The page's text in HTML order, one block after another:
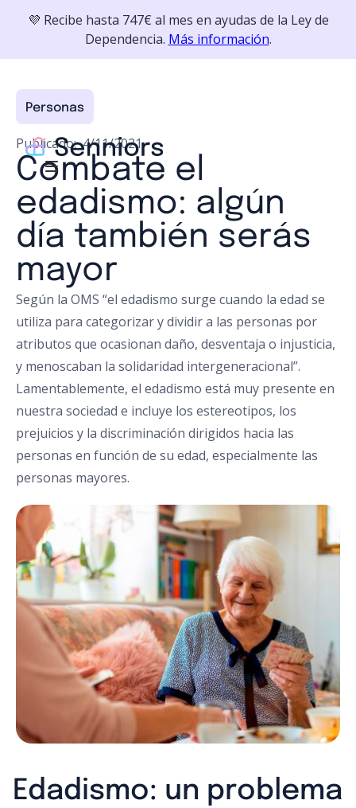
💜 Recibe hasta 747€ al mes en ayudas de la Ley de
Dependencia. Más información.
Personas
Publicado:4/11/2021
Combate el
edadismo: algún
día también serás
mayor
Según la OMS “el edadismo surge cuando la edad se
utiliza para categorizar y dividir a las personas por
atributos que ocasionan daño, desventaja o injusticia,
y menoscaban la solidaridad intergeneracional”.
Lamentablemente, el edadismo está muy presente en
nuestra sociedad e incluye los estereotipos, los
prejuicios y la discriminación dirigidos hacia las
personas en función de su edad, especialmente las
personas mayores.
Edadismo: un problema